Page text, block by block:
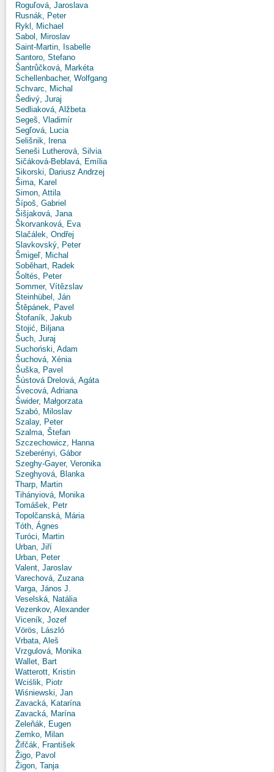
Roguľová, Jaroslava
Rusnák, Peter
Rykl, Michael
Sabol, Miroslav
Saint-Martin, Isabelle
Santoro, Stefano
Šantrůčková, Markéta
Schellenbacher, Wolfgang
Schvarc, Michal
Šedivý, Juraj
Sedliaková, Alžbeta
Segeš, Vladimír
Segľová, Lucia
Selišnik, Irena
Seneši Lutherová, Silvia
Sičáková-Beblavá, Emília
Sikorski, Dariusz Andrzej
Šima, Karel
Simon, Attila
Šípoš, Gabriel
Šišjaková, Jana
Škorvanková, Eva
Slačálek, Ondřej
Slavkovský, Peter
Šmigeľ, Michal
Soběhart, Radek
Šoltés, Peter
Sommer, Vítězslav
Steinhübel, Ján
Štěpánek, Pavel
Štofaník, Jakub
Stojić, Biljana
Šuch, Juraj
Suchoński, Adam
Šuchová, Xénia
Šuška, Pavel
Šústová Drelová, Agáta
Švecová, Adriana
Świder, Małgorzata
Szabó, Miloslav
Szalay, Peter
Szalma, Štefan
Szczechowicz, Hanna
Szeberényi, Gábor
Szeghy-Gayer, Veronika
Szeghyová, Blanka
Tharp, Martin
Tihányiová, Monika
Tomášek, Petr
Topolčanská, Mária
Tóth, Ágnes
Turóci, Martin
Urban, Jiří
Urban, Peter
Valent, Jaroslav
Varechová, Zuzana
Varga, János J.
Veselská, Natália
Vezenkov, Alexander
Viceník, Jozef
Vörös, László
Vrbata, Aleš
Vrzgulová, Monika
Wallet, Bart
Watterott, Kristin
Wciślik, Piotr
Wiśniewski, Jan
Zavacká, Katarína
Zavacká, Marína
Zeleňák, Eugen
Zemko, Milan
Žifčák, František
Žigo, Pavol
Žigon, Tanja